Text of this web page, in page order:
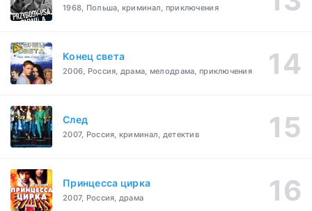
1968, Польша, криминал, приключения
Конец света
2006, Россия, драма, мелодрама, приключения
След
2007, Россия, криминал, детектив
Принцесса цирка
2007, Россия, драма